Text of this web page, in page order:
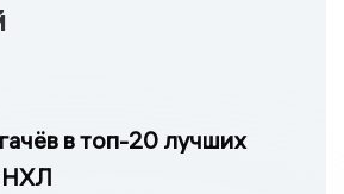
в топ-20 лучших
НХЛ